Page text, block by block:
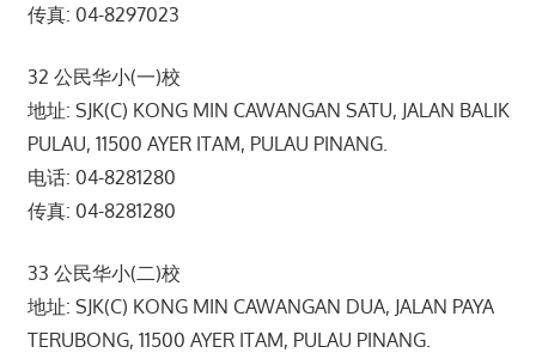
传真: 04-8297023
32 公民华小(一)校
地址: SJK(C) KONG MIN CAWANGAN SATU, JALAN BALIK
PULAU, 11500 AYER ITAM, PULAU PINANG.
电话: 04-8281280
传真: 04-8281280
33 公民华小(二)校
地址: SJK(C) KONG MIN CAWANGAN DUA, JALAN PAYA
TERUBONG, 11500 AYER ITAM, PULAU PINANG.